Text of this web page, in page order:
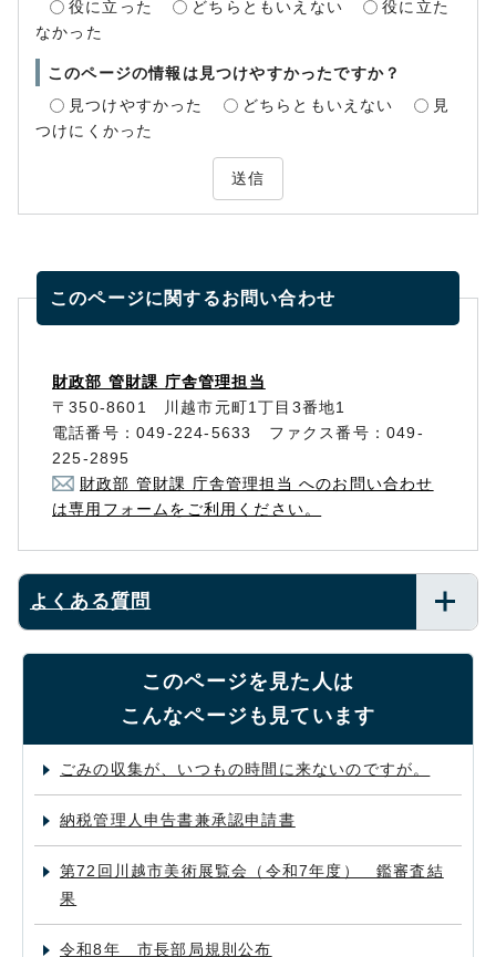
役に立った
どちらともいえない
役に立た
なかった
このページの情報は見つけやすかったですか？
見つけやすかった
どちらともいえない
見
つけにくかった
送信
このページに関するお問い合わせ
財政部 管財課 庁舎管理担当
〒350-8601 川越市元町1丁目3番地1
電話番号：049-224-5633 ファクス番号：049-
225-2895
財政部 管財課 庁舎管理担当 へのお問い合わせ
は専用フォームをご利用ください。
よくある質問
このページを見た人は
こんなページも見ています
ごみの収集が、いつもの時間に来ないのですが。
納税管理人申告書兼承認申請書
第72回川越市美術展覧会（令和7年度） 鑑審査結
果
令和8年 市長部局規則公布